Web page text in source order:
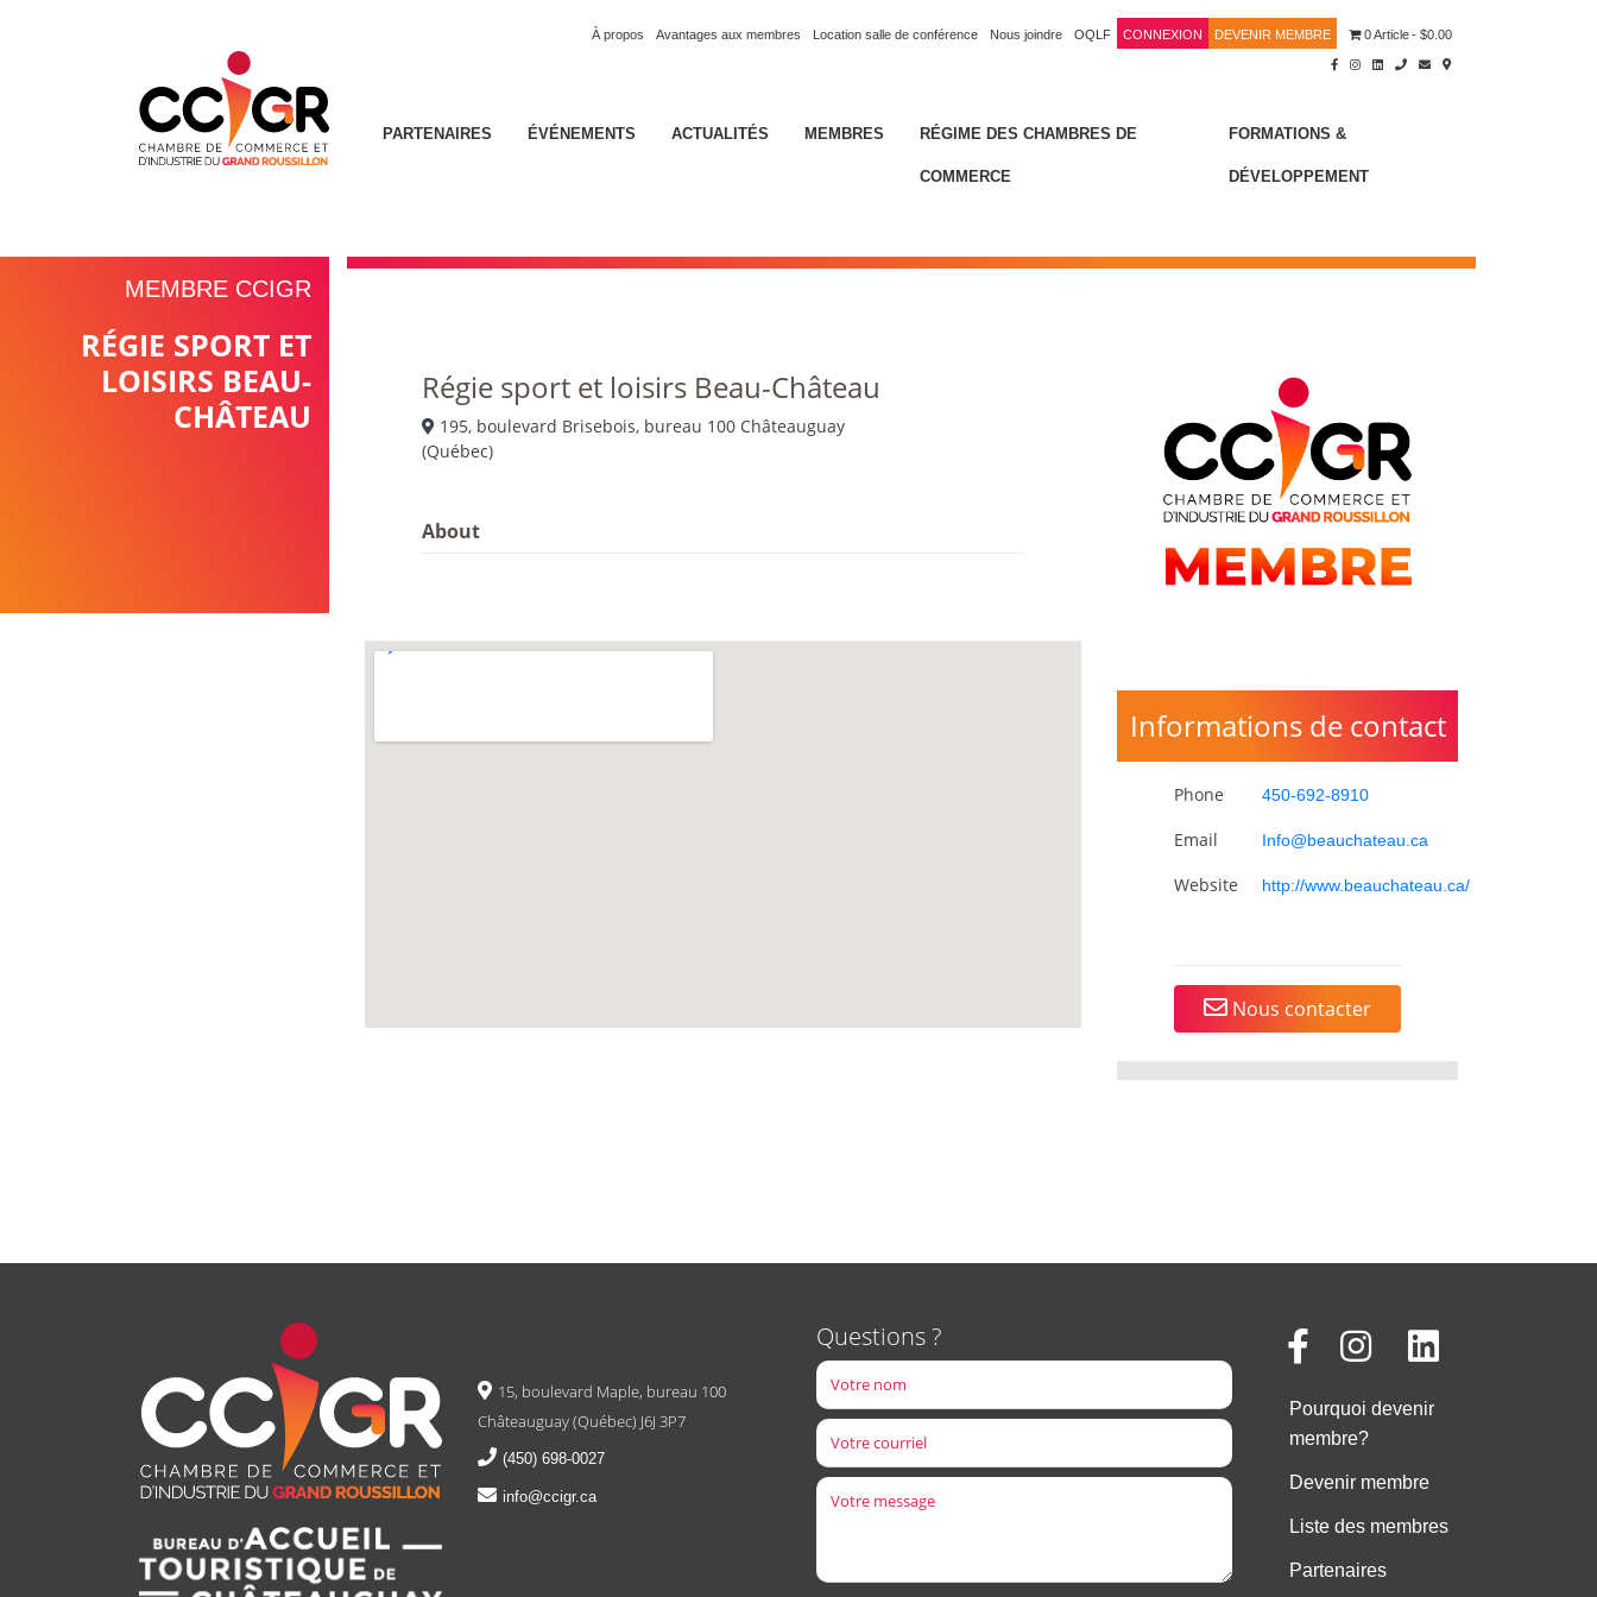
À propos Avantages aux membres Location salle de conférence Nous joindre OQLF CONNEXION DEVENIR MEMBRE 0 Article $0.00
PARTENAIRES ÉVÉNEMENTS ACTUALITÉS MEMBRES RÉGIME DES CHAMBRES DE
COMMERCE
FORMATIONS &
DÉVELOPPEMENT
MEMBRE CCIGR
RÉGIE SPORT ET
LOISIRS BEAU-
CHÂTEAU
Régie sport et loisirs Beau-Château
195, boulevard Brisebois, bureau 100 Châteauguay
(Québec)
About
Informations de contact
Phone 450-692-8910
Email Info@beauchateau.ca
Website http://www.beauchateau.ca/
Nous contacter
15, boulevard Maple, bureau 100
Châteauguay (Québec) J6J 3P7
(450) 698-0027
info@ccigr.ca
Questions ?
Pourquoi devenir
membre?
Devenir membre
Liste des membres
Partenaires